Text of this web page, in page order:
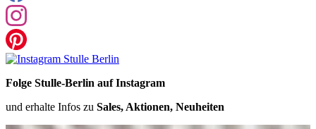
Folge Stulle-Berlin auf Instagram
und erhalte Infos zu Sales, Aktionen, Neuheiten